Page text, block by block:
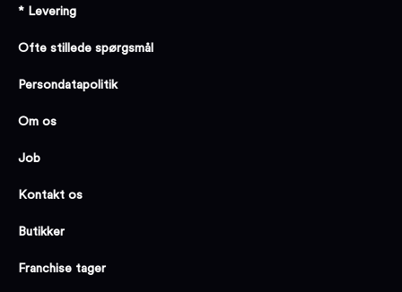
* Levering
Ofte stillede spørgsmål
Persondatapolitik
Om os
Job
Kontakt os
Butikker
Franchise tager